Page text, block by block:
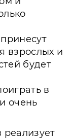
взрослых и
будет
в
очень
реализует